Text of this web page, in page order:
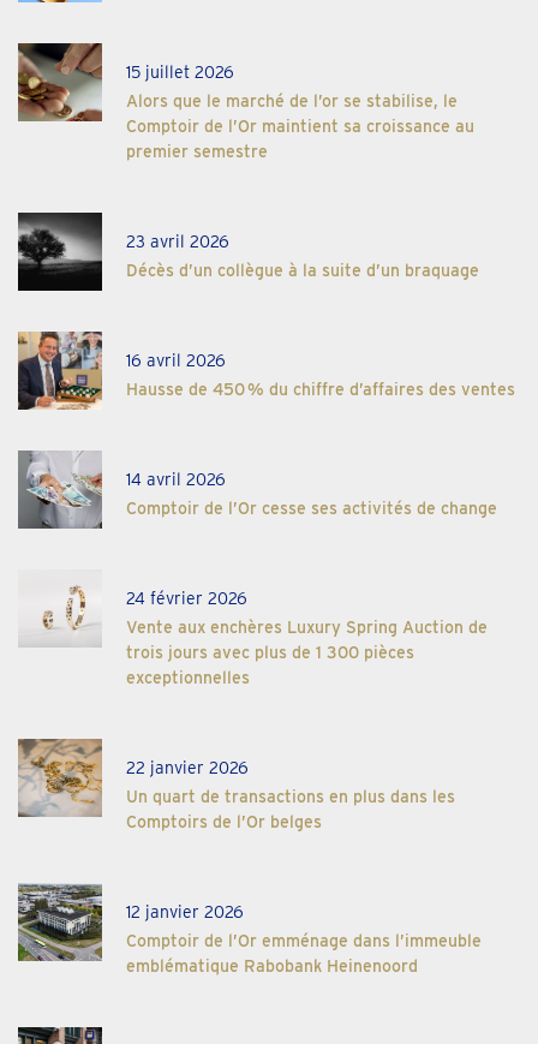
15 juillet 2026
Alors que le marché de l’or se stabilise, le
Comptoir de l’Or maintient sa croissance au
premier semestre
23 avril 2026
Décès d’un collègue à la suite d’un braquage
16 avril 2026
Hausse de 450 % du chiffre d’affaires des ventes
14 avril 2026
Comptoir de l’Or cesse ses activités de change
24 février 2026
Vente aux enchères Luxury Spring Auction de
trois jours avec plus de 1 300 pièces
exceptionnelles
22 janvier 2026
Un quart de transactions en plus dans les
Comptoirs de l’Or belges
12 janvier 2026
Comptoir de l’Or emménage dans l’immeuble
emblématique Rabobank Heinenoord